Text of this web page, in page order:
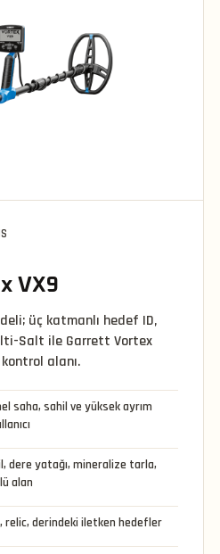
VX9
üç katmanlı hedef ID,
Salt ile Garrett Vortex
alanı.
saha, sahil ve yüksek ayrım
dere yatağı, mineralize tarla,
alan
relic, derindeki iletken hedefler